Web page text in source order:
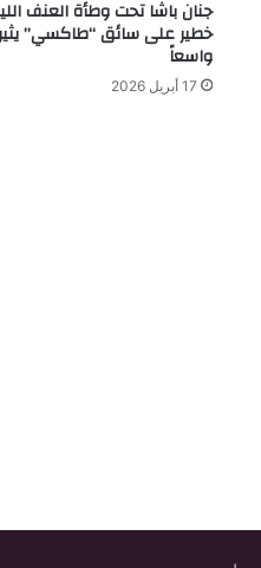
جنان باشا تحت وطأة العنف
خطير على سائق “طاكسي”
واسعاً
17 أبريل 2026